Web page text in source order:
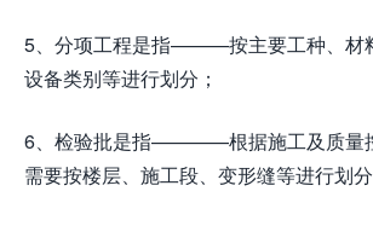
5、分项工程是指———按主要工种、材
设备类别等进行划分；
6、检验批是指————根据施工及质量
需要按楼层、施工段、变形缝等进行划分